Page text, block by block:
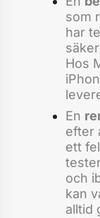
som
har
Hos
En
efter
ett
och
kan
alltid